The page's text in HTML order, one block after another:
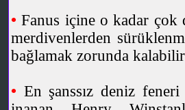
•Fanus içine o kadar
merdivenlerden
bağlamak zorunda
• En şanssız deniz feneri